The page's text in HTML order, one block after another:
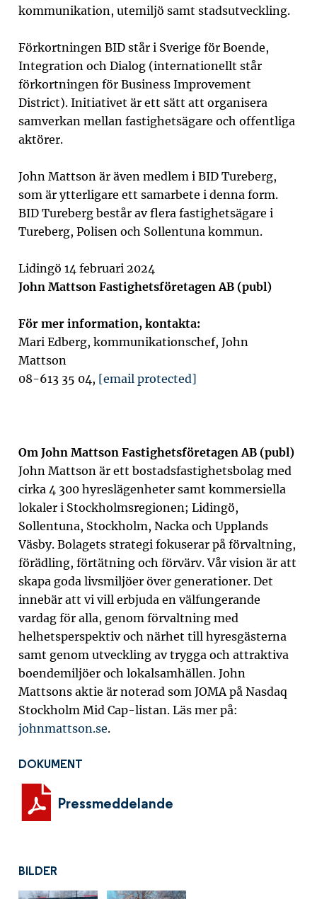
kommunikation, utemiljö samt stadsutveckling.
Förkortningen BID står i Sverige för Boende,
Integration och Dialog (internationellt står
förkortningen för Business Improvement
District). Initiativet är ett sätt att organisera
samverkan mellan fastighetsägare och offentliga
aktörer.
John Mattson är även medlem i BID Tureberg,
som är ytterligare ett samarbete i denna form.
BID Tureberg består av flera fastighetsägare i
Tureberg, Polisen och Sollentuna kommun.
Lidingö 14 februari 2024
John Mattson Fastighetsföretagen AB (publ)
För mer information, kontakta:
Mari Edberg, kommunikationschef, John
Mattson
08-613 35 04, [email protected]
Om John Mattson Fastighetsföretagen AB (publ)
John Mattson är ett bostadsfastighetsbolag med
cirka 4 300 hyreslägenheter samt kommersiella
lokaler i Stockholmsregionen; Lidingö,
Sollentuna, Stockholm, Nacka och Upplands
Väsby. Bolagets strategi fokuserar på förvaltning,
förädling, förtätning och förvärv. Vår vision är att
skapa goda livsmiljöer över generationer. Det
innebär att vi vill erbjuda en välfungerande
vardag för alla, genom förvaltning med
helhetsperspektiv och närhet till hyresgästerna
samt genom utveckling av trygga och attraktiva
boendemiljöer och lokalsamhällen. John
Mattsons aktie är noterad som JOMA på Nasdaq
Stockholm Mid Cap-listan. Läs mer på:
johnmattson.se.
DOKUMENT
Pressmeddelande
BILDER